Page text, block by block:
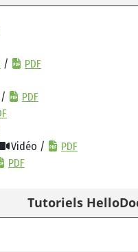
/
PDF
/
PDF
Vidéo /
PDF
PDF
Tutoriels